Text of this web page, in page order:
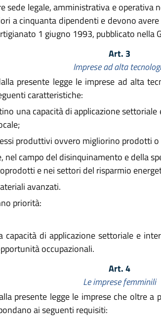
sede legale, amministrativa e
a cinquanta dipendenti e devono
1 giugno 1993, pubblicato nella
Art. 3
Imprese ad alta
presente legge le imprese ad alta
caratteristiche:
una capacità di applicazione
produttivi ovvero migliorino prodotti o
campo del disinquinamento e della
e nei settori del risparmio
avanzati.
priorità:
capacità di applicazione settoriale e
occupazionali.
Art. 4
Le imprese femminili
presente legge le imprese che oltre
ai seguenti requisiti: